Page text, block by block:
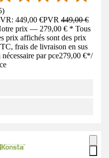
)
449,00 €PVR449,00 €
prix — 279,00 € * Tous
prix affichés sont des prix
frais de livraison en sus
nécessaire par pce279,00 €*/